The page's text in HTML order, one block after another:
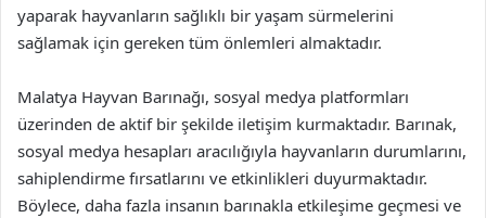
yaparak hayvanların sağlıklı bir yaşam sürmelerini
sağlamak için gereken tüm önlemleri almaktadır.
Malatya Hayvan Barınağı, sosyal medya platformları
üzerinden de aktif bir şekilde iletişim kurmaktadır. Barınak,
sosyal medya hesapları aracılığıyla hayvanların durumlarını,
sahiplendirme fırsatlarını ve etkinlikleri duyurmaktadır.
Böylece, daha fazla insanın barınakla etkileşime geçmesi ve